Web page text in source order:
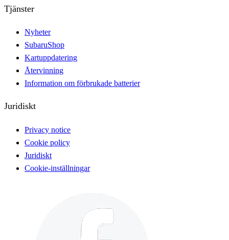
Tjänster
Nyheter
SubaruShop
Kartuppdatering
Återvinning
Information om förbrukade batterier
Juridiskt
Privacy notice
Cookie policy
Juridiskt
Cookie-inställningar